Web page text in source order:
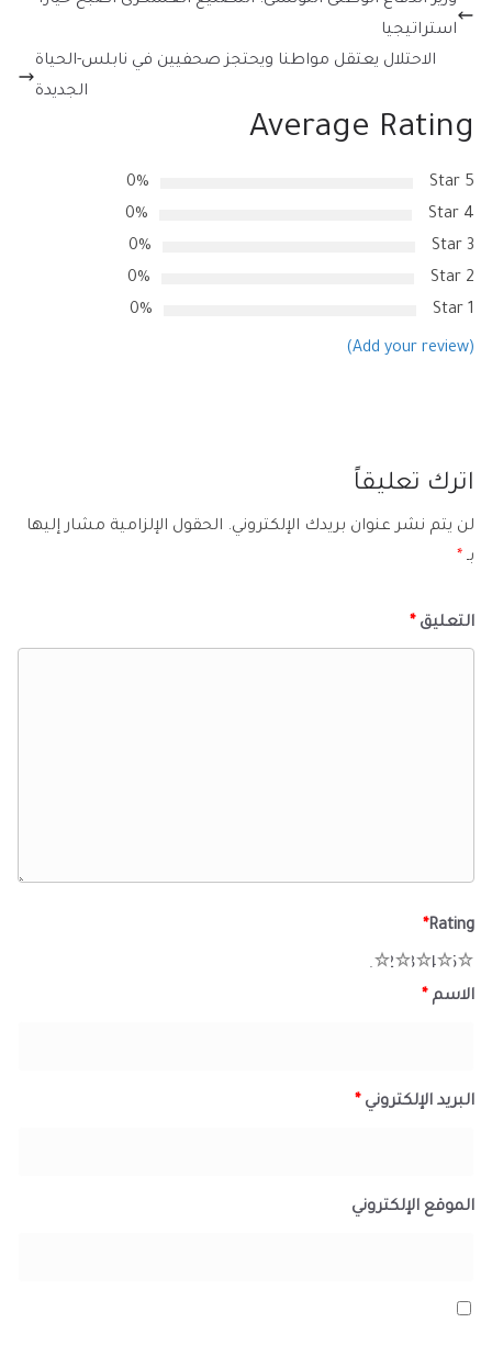
استراتيجيا
الاحتلال يعتقل مواطنا ويحتجز صحفيين في نابلس-الحياة
الجديدة
Average Rating
5 Star
0%
4 Star
0%
3 Star
0%
2 Star
0%
1 Star
0%
(Add your review)
اترك تعليقاً
لن يتم نشر عنوان بريدك الإلكتروني. الحقول الإلزامية مشار إليها
بـ *
التعليق *
Rating
*
5
4
3
2
الاسم *
البريد الإلكتروني *
الموقع الإلكتروني